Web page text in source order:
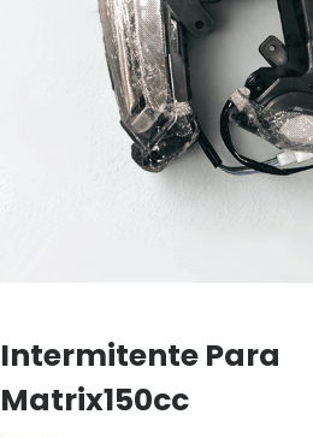
Intermitente Para
Matrix150cc